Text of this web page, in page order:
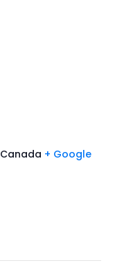
Canada + Google